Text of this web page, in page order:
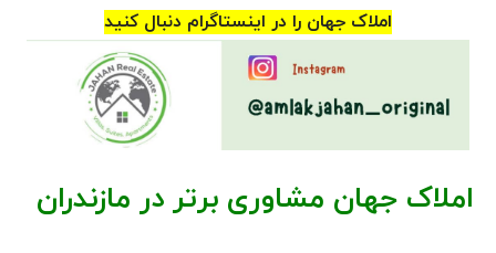
املاک جهان را در اینستاگرام دنبال کنید
املاک جهان مشاوری برتر در مازندران